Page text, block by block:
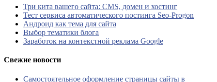
Три кита вашего сайта: CMS, домен и хостинг
Тест сервиса автоматического постинга Seo-Progon
Андроид как тема для сайта
Выбор тематики блога
Заработок на контекстной реклама Google
Свежие новости
Самостоятельное оформление страницы сайты в